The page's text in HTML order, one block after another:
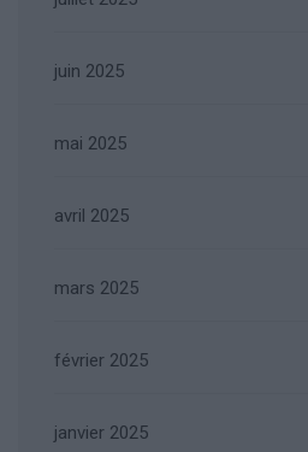
juin 2025
mai 2025
avril 2025
mars 2025
février 2025
janvier 2025